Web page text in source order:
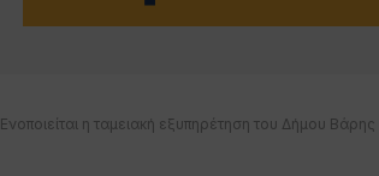
Ενοποιείται η ταμειακή εξυπηρέτηση του Δήμου